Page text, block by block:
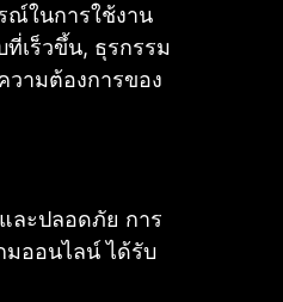
ณ์ในการใช้งาน
เร็วขึ้น, ธุรกรรม
วามต้องการของ
ละปลอดภัย การ
มออนไลน์ ได้รับ